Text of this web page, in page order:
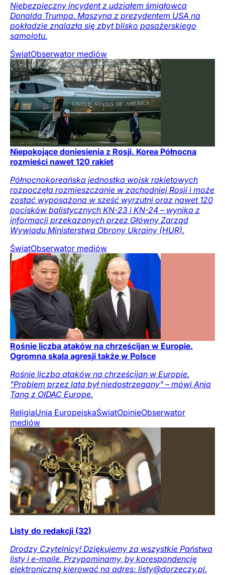
Niebezpieczny incydent z udziałem śmigłowca
Donalda Trumpa. Maszyna z prezydentem USA na
pokładzie znalazła się zbyt blisko pasażerskiego
samolotu.
ŚwiatObserwator mediów
Niepokojące doniesienia z Rosji. Korea Północna
rozmieści nawet 120 rakiet
Północnokoreańska jednostka wojsk rakietowych
rozpoczęła rozmieszczanie w zachodniej Rosji i może
zostać wyposażona w sześć wyrzutni oraz nawet 120
pocisków balistycznych KN-23 i KN-24 – wynika z
informacji przekazanych przez Główny Zarząd
Wywiadu Ministerstwa Obrony Ukrainy (HUR).
ŚwiatObserwator mediów
Rośnie liczba ataków na chrześcijan w Europie.
Ogromna skala agresji także w Polsce
Rośnie liczba ataków na chrześcijan w Europie.
"Problem przez lata był niedostrzegany" – mówi Anja
Tang z OIDAC Europe.
ReligiaUnia EuropejskaŚwiatOpinieObserwator
mediów
Listy do redakcji (32)
Drodzy Czytelnicy! Dziękujemy za wszystkie Państwa
listy i e-maile. Przypominamy, by korespondencję
elektroniczną kierować na adres: listy@dorzeczy.pl.